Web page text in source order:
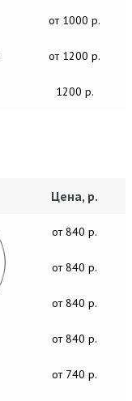
от 1000 р.
от 1200 р.
1200 р.
Цена, р.
от 840 р.
от 840 р.
от 840 р.
от 840 р.
от 740 р.